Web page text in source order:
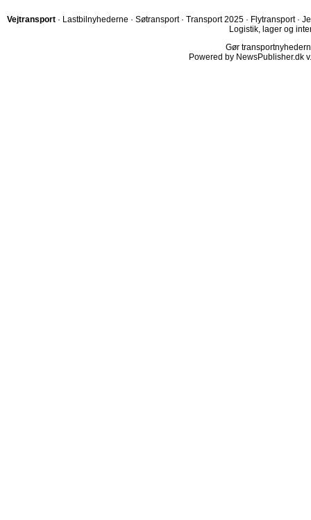
Vejtransport · Lastbilnyhederne · Søtransport · Transport 2025 · Flytransport ·
Logistik, lager og
Gør
Powered by NewsPublisher.dk